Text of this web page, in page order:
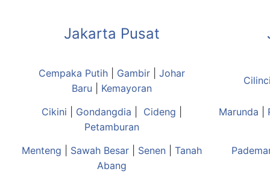
Jakarta Pusat
Cempaka Putih Gambir
Johar
Baru
Kemayoran
Cikini Gondangdia Cideng
Petamburan
Marunda
Menteng Sawah Besar Senen
Tanah
Abang